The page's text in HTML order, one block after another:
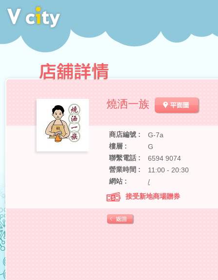
燒洒一族
商店編號 :
G-7a
樓層 :
G
聯繫電話 :
6594 9074
營業時間 :
11:00 - 20:30
網站 :
/
接受新地商場贈券